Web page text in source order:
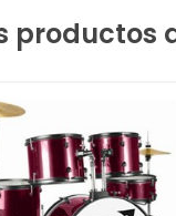
productos